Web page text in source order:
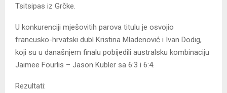
Tsitsipas iz Grčke.
U konkurenciji mješovitih parova titulu je osvojio
francusko-hrvatski dubl Kristina Mladenović i Ivan Dodig,
koji su u današnjem finalu pobijedili australsku kombinaciju
Jaimee Fourlis – Jason Kubler sa 6:3 i 6:4.
Rezultati: